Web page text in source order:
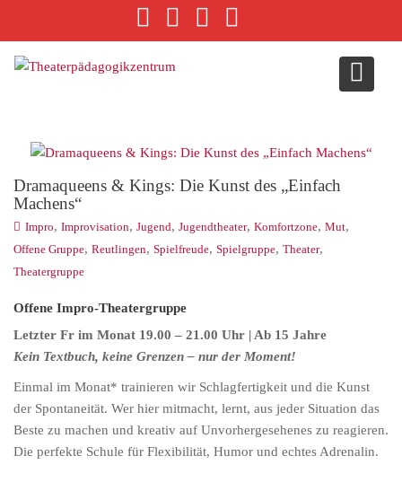
Dramaqueens & Kings: Die Kunst des „Einfach
Machens“
Impro, Improvisation, Jugend, Jugendtheater, Komfortzone, Mut,
Offene Gruppe, Reutlingen, Spielfreude, Spielgruppe, Theater,
Theatergruppe
Offene Impro-Theatergruppe
Letzter Fr im Monat 19.00 – 21.00 Uhr | Ab 15 Jahre
Kein Textbuch, keine Grenzen – nur der Moment!
Einmal im Monat* trainieren wir Schlagfertigkeit und die Kunst
der Spontaneität. Wer hier mitmacht, lernt, aus jeder Situation das
Beste zu machen und kreativ auf Unvorhergesehenes zu reagieren.
Die perfekte Schule für Flexibilität, Humor und echtes Adrenalin.